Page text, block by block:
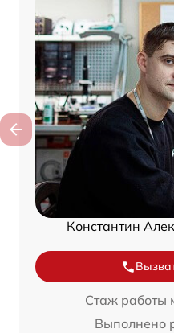
Константин
Стаж работы
Выполнено